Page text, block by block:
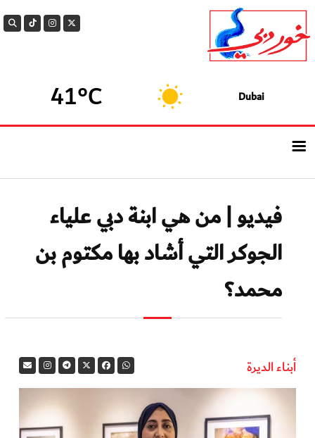
Dubai
41°C
الرئيسيــة
أحدث الأخبار
سوالف الدار
بيزنس
وثائقيات الخور
فن وثقافة
فيديو | من هي ابنة دبي علياء
الجوكر التي أشاد بها مكتوم بن
محمد؟
أبناء الديرة